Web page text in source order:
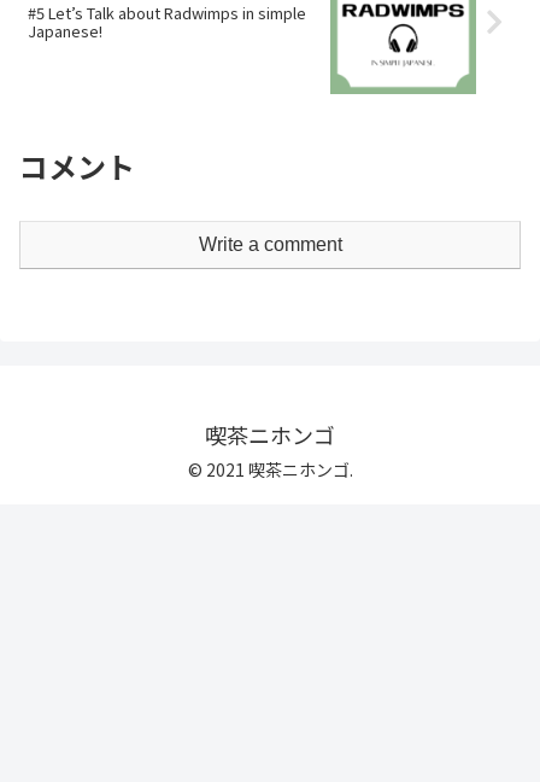
#5 Let’s Talk about Radwimps in simple
Japanese!
コメント
Write a comment
喫茶ニホンゴ
© 2021 喫茶ニホンゴ.